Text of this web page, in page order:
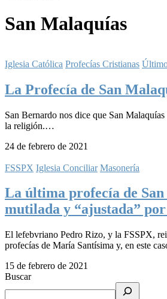
San Malaquías
Iglesia Católica Profecías Cristianas
La Profecía de San
San Bernardo nos dice que San
la religión.…
24 de febrero de 2021
FSSPX Iglesia Conciliar Masonería
La última profecía de
mutilada y “ajustada”
El lefebvriano Pedro Rizo, y la FSSPX,
profecías de María Santísima y, en este
15 de febrero de 2021
Buscar